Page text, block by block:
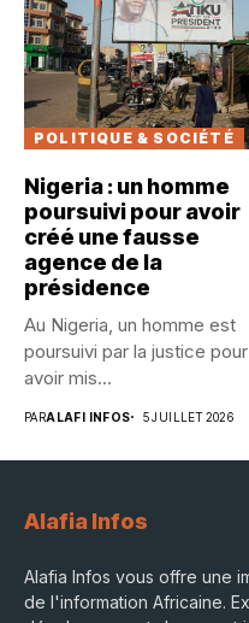
POLITIQUE & SOCIÉTÉ
Nigeria : un homme
poursuivi pour avoir
créé une fausse
agence de la
présidence
Au Nigeria, un homme est
poursuivi par la justice pour
avoir mis...
PARALAFI INFOS 5 JUILLET 2026
Alafia Infos
Alafia Infos vous offre une
de l'information Africaine.